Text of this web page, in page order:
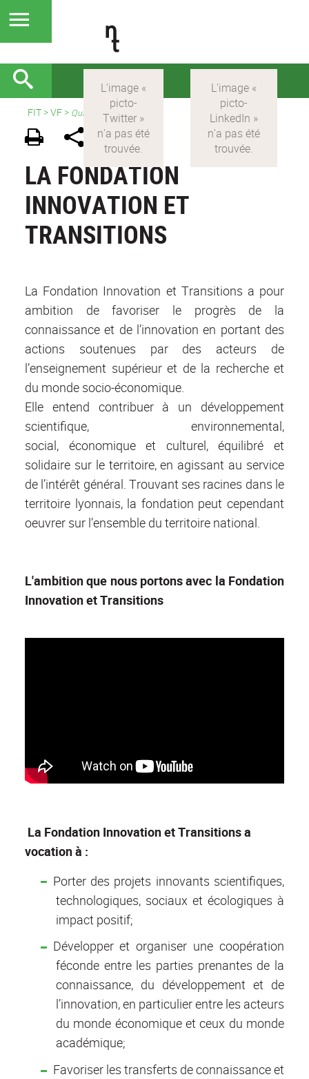
FIT>VF> Qui sommes nous ?
LA FONDATION
INNOVATION ET
TRANSITIONS
La Fondation Innovation et Transitions a pour
ambition de favoriser le progrès de la
connaissance et de l’innovation en portant des
actions soutenues par des acteurs de
l’enseignement supérieur et de la recherche et
du monde socio-économique.
Elle entend contribuer à un développement
scientifique, environnemental,
social, économique et culturel, équilibré et
solidaire sur le territoire, en agissant au service
de l’intérêt général. Trouvant ses racines dans le
territoire lyonnais, la fondation peut cependant
oeuvrer sur l’ensemble du territoire national.
L'ambition que nous portons avec la Fondation
Innovation et Transitions
La Fondation Innovation et Transitions a
vocation à :
Porter des projets innovants scientifiques,
technologiques, sociaux et écologiques à
impact positif;
Développer et organiser une coopération
féconde entre les parties prenantes de la
connaissance, du développement et de
l’innovation, en particulier entre les acteurs
du monde économique et ceux du monde
académique;
Favoriser les transferts de connaissance et